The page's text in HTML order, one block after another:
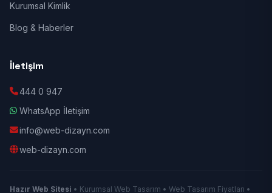
Kurumsal Kimlik
Blog & Haberler
İletişim
444 0 947
WhatsApp İletişim
info@web-dizayn.com
web-dizayn.com
Hazır Web Sitesi • Kurumsal Web Tasarım • Web Tasarım Fiyatları •